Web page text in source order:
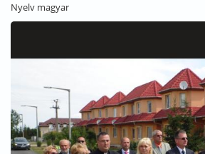
Nyelv magyar